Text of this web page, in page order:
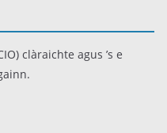
clàraichte agus ’s e